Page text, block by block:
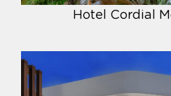
Hotel Cordial